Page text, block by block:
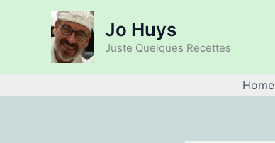
Jo Huys
Juste Quelques Recettes
Home